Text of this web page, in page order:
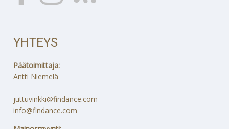
YHTEYS
Päätoimittaja:
Antti Niemelä
juttuvinkki@findance.com
info@findance.com